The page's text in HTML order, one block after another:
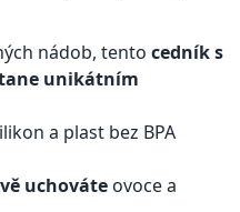
nádob, tento cedník s
unikátním
a plast bez BPA
uchováte ovoce a